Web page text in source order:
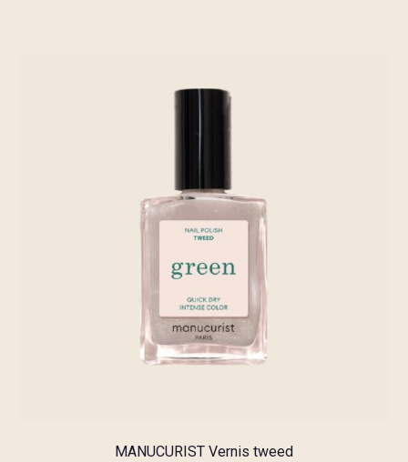
MANUCURIST Vernis tweed